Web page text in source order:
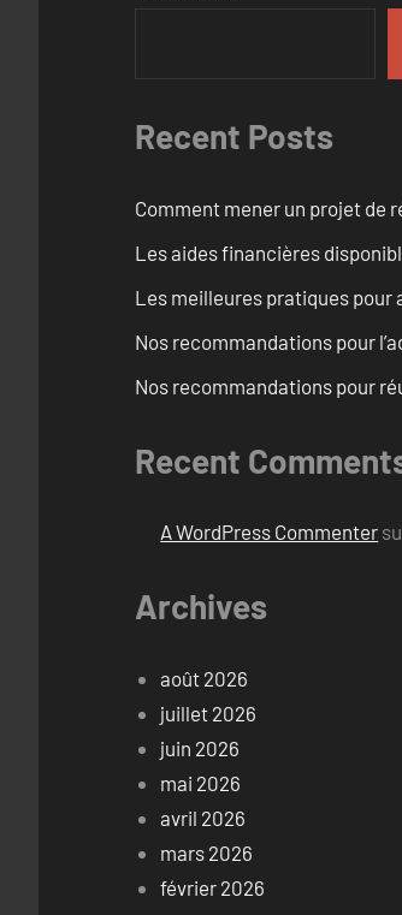
Recent Posts
Comment mener un projet de
Les aides financières
Les meilleures pratiques pour
Nos recommandations pour
Nos recommandations pour
Recent
A WordPress Commenter
Archives
août 2026
juillet 2026
juin 2026
mai 2026
avril 2026
mars 2026
février 2026